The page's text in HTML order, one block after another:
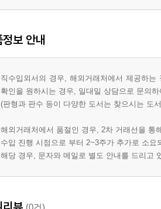
보 안내
직수입외서의 경우, 해외거래처에서 제공하
확인을 원하시는 경우, 일대일 상담으로 문의
(판형과 판수 등이 다양한 도서는 찾으시는 도
해외거래처에서 품절인 경우, 2차 거래선을 통
수입 진행 시점으로 부터 2~3주가 추가로 소
해당 경우, 문자와 메일로 별도 안내를 드리고
(0건)